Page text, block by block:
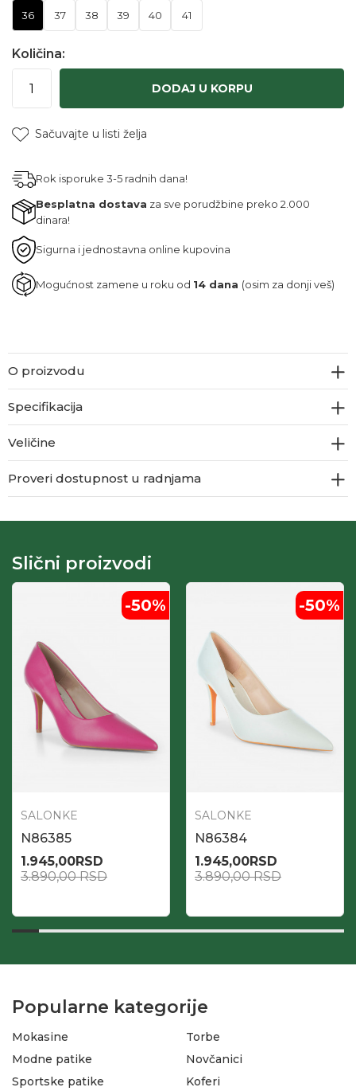
36 37 38 39 40 41
Količina:
DODAJ U KORPU
Sačuvajte u listi želja
Rok isporuke 3-5 radnih dana!
Besplatna dostava za sve porudžbine preko 2.000
dinara!
Sigurna i jednostavna online kupovina
Mogućnost zamene u roku od 14 dana (osim za donji veš)
O proizvodu
Specifikacija
Veličine
Proveri dostupnost u radnjama
Slični proizvodi
-50%
SALONKE
N86385
1.945,00RSD
3.890,00RSD
-50%
SALONKE
N86384
1.945,00RSD
3.890,00RSD
Popularne kategorije
Mokasine
Modne patike
Sportske patike
Torbe
Novčanici
Koferi